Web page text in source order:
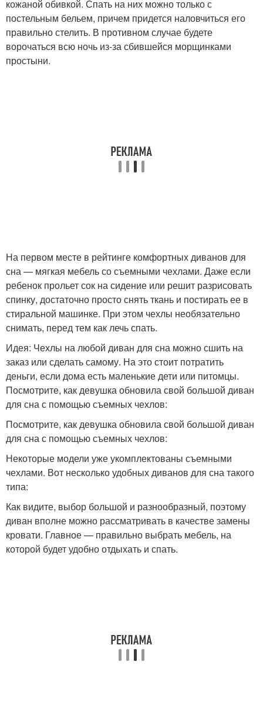
кожаной обивкой. Спать на них можно только с
постельным бельем, причем придется наловчиться его
правильно стелить. В противном случае будете
ворочаться всю ночь из-за сбившейся морщинками
простыни.
На первом месте в рейтинге комфортных диванов для
сна — мягкая мебель со съемными чехлами. Даже если
ребенок прольет сок на сидение или решит разрисовать
спинку, достаточно просто снять ткань и постирать ее в
стиральной машинке. При этом чехлы необязательно
снимать, перед тем как лечь спать.
Идея: Чехлы на любой диван для сна можно сшить на
заказ или сделать самому. На это стоит потратить
деньги, если дома есть маленькие дети или питомцы.
Посмотрите, как девушка обновила свой большой диван
для сна с помощью съемных чехлов:
Посмотрите, как девушка обновила свой большой диван
для сна с помощью съемных чехлов:
Некоторые модели уже укомплектованы съемными
чехлами. Вот несколько удобных диванов для сна такого
типа:
Как видите, выбор большой и разнообразный, поэтому
диван вполне можно рассматривать в качестве замены
кровати. Главное — правильно выбрать мебель, на
которой будет удобно отдыхать и спать.